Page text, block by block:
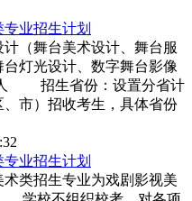
业招生计划
（舞台美术设计、舞台服
灯光设计、数字舞台影像
招生省份：设置分省计
市）招收考生，具体省份
业招生计划
类招生专业为戏剧影视美